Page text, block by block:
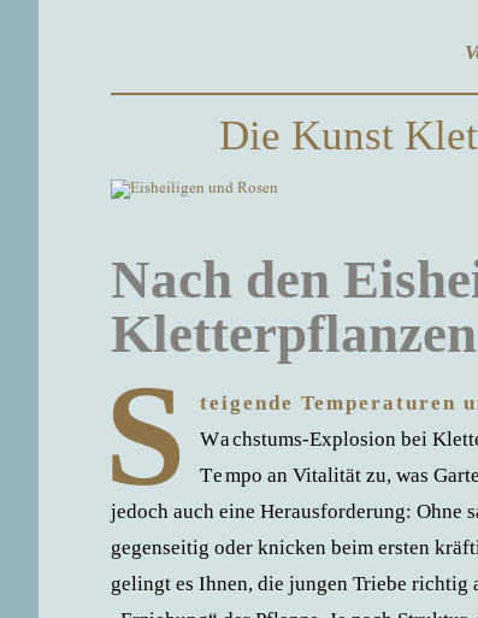
Die Kunst
Nach den
S
teigende Temperaturen
Wachstums-Explosion bei
Tempo an Vitalität zu, was
jedoch auch eine Herausforderung: Ohne
gegenseitig oder knicken beim ersten
gelingt es Ihnen, die jungen Triebe richtig